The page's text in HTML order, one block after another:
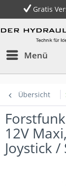
Gratis
Menü
Übersicht
12V
Joystick /